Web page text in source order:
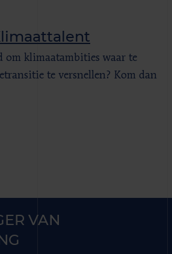
klimaatambities waar te
te versnellen? Kom dan
VAN